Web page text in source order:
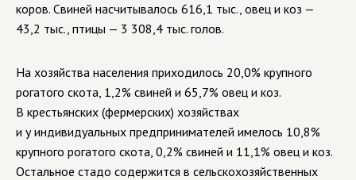
коров. Свиней насчитывалось 616,1 тыс., овец и коз —
43,2 тыс., птицы — 3 308,4 тыс. голов.
На хозяйства населения приходилось 20,0% крупного
рогатого скота, 1,2% свиней и 65,7% овец и коз.
В крестьянских (фермерских) хозяйствах
и у индивидуальных предпринимателей имелось 10,8%
крупного рогатого скота, 0,2% свиней и 11,1% овец и коз.
Остальное стадо содержится в сельскохозяйственных